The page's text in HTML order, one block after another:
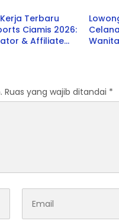
Terbaru
Ciamis 2026:
& Affiliate
Ruas yang wajib ditandai *